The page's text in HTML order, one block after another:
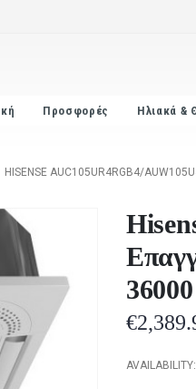
Προσφορές Ηλιακά &
HISENSE AUC105UR4RGB4/
€
AVAILABILITY: